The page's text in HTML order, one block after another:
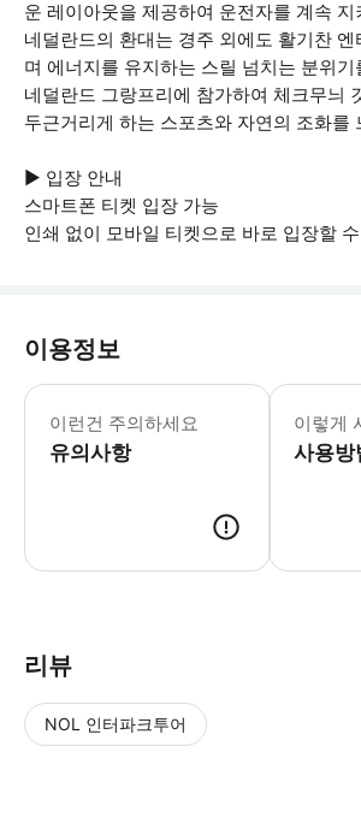
운 레이아웃을 제공하여 운전자를 계속 지
네덜란드의 환대는 경주 외에도 활기찬
며 에너지를 유지하는 스릴 넘치는 분위기
네덜란드 그랑프리에 참가하여 체크무늬
두근거리게 하는 스포츠와 자연의 조화를
▶ 입장 안내
스마트폰 티켓 입장 가능
인쇄 없이 모바일 티켓으로 바로 입장할
이용정보
이런건 주의하세요
유의사항
▶ 꼭 알아두
이렇게
사용방
리뷰
NOL 인터파크투어